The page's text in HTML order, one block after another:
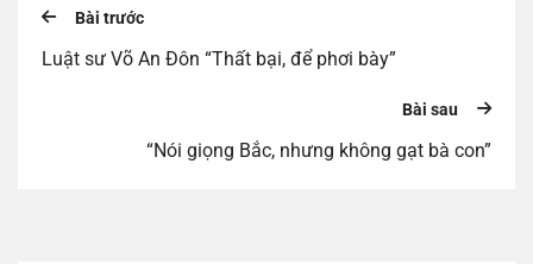
Bài trước
Luật sư Võ An Đôn “Thất bại, để phơi bày”
Bài sau
“Nói giọng Bắc, nhưng không gạt bà con”